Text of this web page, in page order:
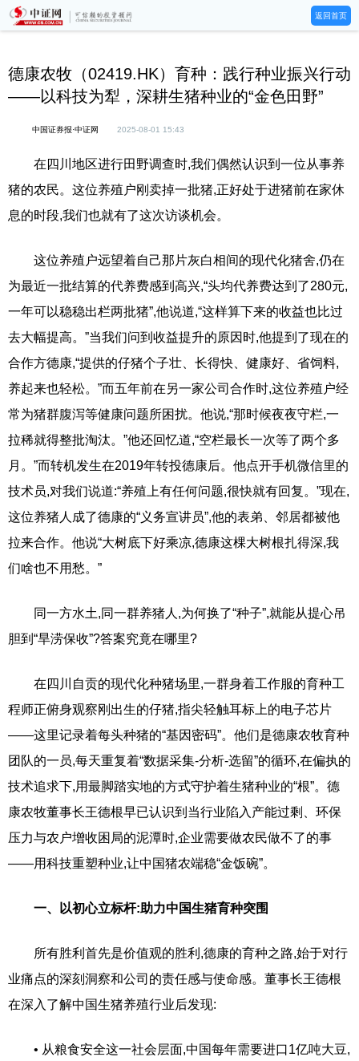
返回首页
德康农牧（02419.HK）育种：践行种业振兴行动
——以科技为犁，深耕生猪种业的“金色田野”
中国证券报·中证网 2025-08-01 15:43
在四川地区进行田野调查时,我们偶然认识到一位从事养
猪的农民。这位养殖户刚卖掉一批猪,正好处于进猪前在家休
息的时段,我们也就有了这次访谈机会。
这位养殖户远望着自己那片灰白相间的现代化猪舍,仍在
为最近一批结算的代养费感到高兴,“头均代养费达到了280元,
一年可以稳稳出栏两批猪”,他说道,“这样算下来的收益也比过
去大幅提高。”当我们问到收益提升的原因时,他提到了现在的
合作方德康,“提供的仔猪个子壮、长得快、健康好、省饲料,
养起来也轻松。”而五年前在另一家公司合作时,这位养殖户经
常为猪群腹泻等健康问题所困扰。他说,“那时候夜夜守栏,一
拉稀就得整批淘汰。”他还回忆道,“空栏最长一次等了两个多
月。”而转机发生在2019年转投德康后。他点开手机微信里的
技术员,对我们说道:“养殖上有任何问题,很快就有回复。”现在,
这位养猪人成了德康的“义务宣讲员”,他的表弟、邻居都被他
拉来合作。他说“大树底下好乘凉,德康这棵大树根扎得深,我
们啥也不用愁。”
同一方水土,同一群养猪人,为何换了“种子”,就能从提心吊
胆到“旱涝保收”?答案究竟在哪里?
在四川自贡的现代化种猪场里,一群身着工作服的育种工
程师正俯身观察刚出生的仔猪,指尖轻触耳标上的电子芯片
——这里记录着每头种猪的“基因密码”。他们是德康农牧育种
团队的一员,每天重复着“数据采集-分析-选留”的循环,在偏执的
技术追求下,用最脚踏实地的方式守护着生猪种业的“根”。德
康农牧董事长王德根早已认识到当行业陷入产能过剩、环保
压力与农户增收困局的泥潭时,企业需要做农民做不了的事
——用科技重塑种业,让中国猪农端稳“金饭碗”。
一、以初心立标杆:助力中国生猪育种突围
所有胜利首先是价值观的胜利,德康的育种之路,始于对行
业痛点的深刻洞察和公司的责任感与使命感。董事长王德根
在深入了解中国生猪养殖行业后发现:
• 从粮食安全这一社会层面,中国每年需要进口1亿吨大豆,